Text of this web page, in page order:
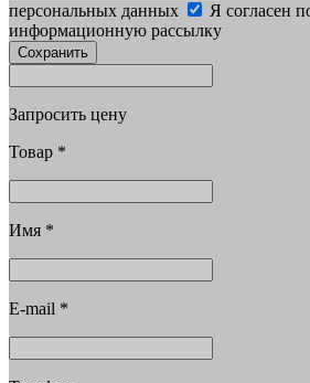
персональных данных
Я согласен
информационную рассылку
Сохранить
Запросить цену
Товар *
Имя *
E-mail *